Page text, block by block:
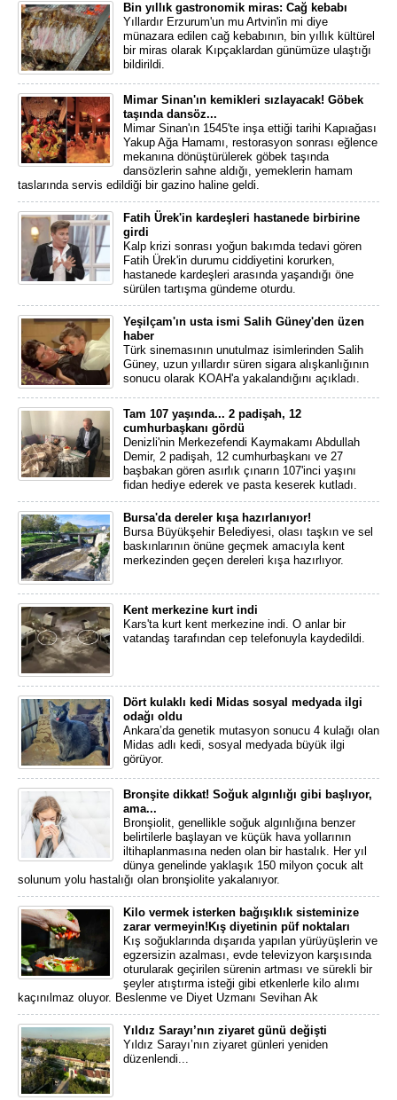
Bin yıllık gastronomik miras: Cağ kebabı
Yıllardır Erzurum'un mu Artvin'in mi diye
münazara edilen cağ kebabının, bin yıllık kültürel
bir miras olarak Kıpçaklardan günümüze ulaştığı
bildirildi.
Mimar Sinan'ın kemikleri sızlayacak! Göbek
taşında dansöz...
Mimar Sinan'ın 1545'te inşa ettiği tarihi Kapıağası
Yakup Ağa Hamamı, restorasyon sonrası eğlence
mekanına dönüştürülerek göbek taşında
dansözlerin sahne aldığı, yemeklerin hamam
taslarında servis edildiği bir gazino haline geldi.
Fatih Ürek'in kardeşleri hastanede birbirine
girdi
Kalp krizi sonrası yoğun bakımda tedavi gören
Fatih Ürek'in durumu ciddiyetini korurken,
hastanede kardeşleri arasında yaşandığı öne
sürülen tartışma gündeme oturdu.
Yeşilçam'ın usta ismi Salih Güney'den üzen
haber
Türk sinemasının unutulmaz isimlerinden Salih
Güney, uzun yıllardır süren sigara alışkanlığının
sonucu olarak KOAH'a yakalandığını açıkladı.
Tam 107 yaşında... 2 padişah, 12
cumhurbaşkanı gördü
Denizli'nin Merkezefendi Kaymakamı Abdullah
Demir, 2 padişah, 12 cumhurbaşkanı ve 27
başbakan gören asırlık çınarın 107'inci yaşını
fidan hediye ederek ve pasta keserek kutladı.
Bursa'da dereler kışa hazırlanıyor!
Bursa Büyükşehir Belediyesi, olası taşkın ve sel
baskınlarının önüne geçmek amacıyla kent
merkezinden geçen dereleri kışa hazırlıyor.
Kent merkezine kurt indi
Kars'ta kurt kent merkezine indi. O anlar bir
vatandaş tarafından cep telefonuyla kaydedildi.
Dört kulaklı kedi Midas sosyal medyada ilgi
odağı oldu
Ankara’da genetik mutasyon sonucu 4 kulağı olan
Midas adlı kedi, sosyal medyada büyük ilgi
görüyor.
Bronşite dikkat! Soğuk algınlığı gibi başlıyor,
ama...
Bronşiolit, genellikle soğuk algınlığına benzer
belirtilerle başlayan ve küçük hava yollarının
iltihaplanmasına neden olan bir hastalık. Her yıl
dünya genelinde yaklaşık 150 milyon çocuk alt
solunum yolu hastalığı olan bronşiolite yakalanıyor.
Kilo vermek isterken bağışıklık sisteminize
zarar vermeyin!Kış diyetinin püf noktaları
Kış soğuklarında dışarıda yapılan yürüyüşlerin ve
egzersizin azalması, evde televizyon karşısında
oturularak geçirilen sürenin artması ve sürekli bir
şeyler atıştırma isteği gibi etkenlerle kilo alımı
kaçınılmaz oluyor. Beslenme ve Diyet Uzmanı Sevihan Ak
Yıldız Sarayı’nın ziyaret günü değişti
Yıldız Sarayı’nın ziyaret günleri yeniden
düzenlendi...